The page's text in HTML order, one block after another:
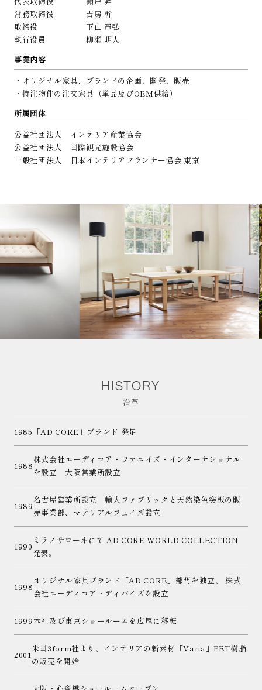
常務取締役 吉房 幹
取締役 下山 竜弘
執行役員 柳瀬 明人
事業内容
・オリジナル家具、ブランドの企画、開発、販売
・特注物件の注文家具（単品及びOEM供給）
所属団体
公益社団法人 インテリア産業協会
公益社団法人 国際観光施設協会
一般社団法人 日本インテリアプランナー協会 東京
HISTORY
沿革
1985 「AD CORE」ブランド 発足
1988
株式会社エーディコア・ファニイズ・インターナショナル
を設立 大阪営業所設立
1989
名古屋営業所設立 輸入ファブリックと天然染色突板の販
売事業部、マテリアルフェイズ設立
1990
ミラノサローネにて AD CORE WORLD COLLECTION
発表。
1998
オリジナル家具ブランド「AD CORE」部門を独立、 株式
会社エーディコア・ディバイズを設立
1999本社及び東京ショールームを広尾に移転
2001
米国3form社より、インテリアの新素材「Varia」PET樹脂
の販売を開始